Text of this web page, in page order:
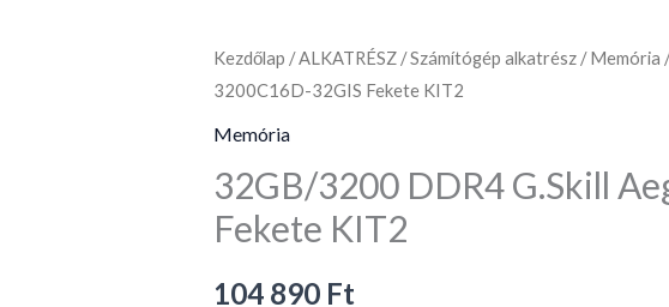
Kezdőlap /ALKATRÉSZ/Számítógép alkatrész/Memória
3200C16D-32GIS Fekete KIT2
Memória
32GB/3200 DDR4 G.Skill
Fekete KIT2
104 890 Ft
32GB/3200
DDR4
G.Skill
F4-
3200C16D-
Fekete